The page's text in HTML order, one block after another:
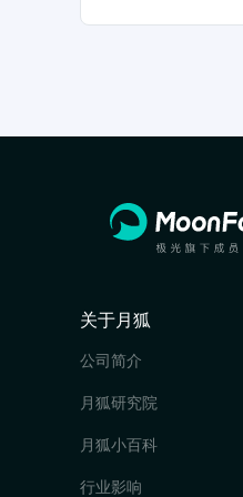
关于月狐
公司简介
月狐研究院
月狐小百科
行业影响